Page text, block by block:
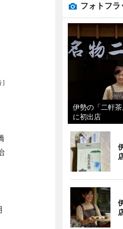
フォトフラ
伊勢の「二軒
に初出店